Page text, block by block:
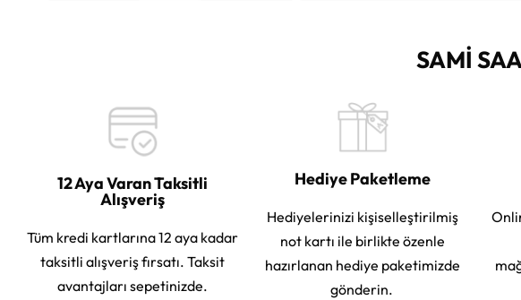
SAMİ
12 Aya Varan Taksitli
Alışveriş
Tüm kredi kartlarına 12 aya kadar
taksitli alışveriş fırsatı. Taksit
avantajları sepetinizde.
Hediye Paketleme
Hediyelerinizi kişiselleştirilmiş
not kartı ile birlikte özenle
hazırlanan hediye paketimizde
gönderin.